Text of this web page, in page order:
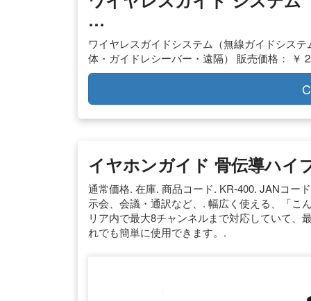
…
ワイヤレスガイドシステム（無線ガイドシス
体・ガイドレシーバー・遠隔） 販売価格： ￥
イヤホンガイド 骨伝導ハ
通常価格. 在庫. 商品コード. KR-400. JANコー
示会、会議・通訳など、. 幅広く使える、「こ
リア内で最大8チャンネルまで対応していて、
れでも簡単に使用できます。.